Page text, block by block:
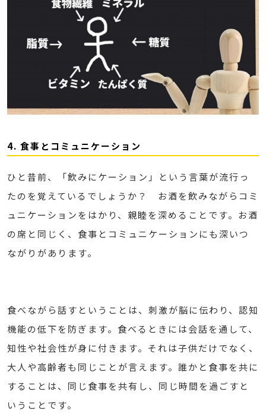
4. 食事とコミュニケーション
ひと昔前、「飲みにケーション」という言葉が流行っ
たのを覚えているでしょうか？ お酒を飲みながらコミ
ュニケーションをはかり、親睦を深めることです。お酒
の席と同じく、食事とコミュニケーションにも深いつ
ながりがあります。
食べながら話すということは、刺激が脳に伝わり、認知
機能の低下を防ぎます。食べるときには会話を通して、
知性や社会性が身に付きます。それは子供だけでなく、
大人や高齢者も同じことが言えます。誰かと食事を共に
することは、同じ食事を共有し、同じ時間を過ごすと
いうことです。